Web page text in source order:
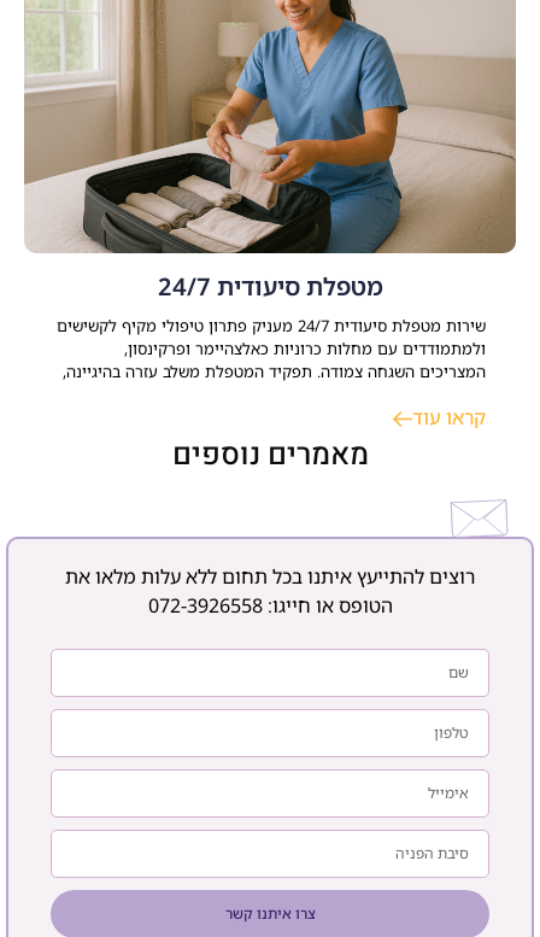
מאמרים נוספים
מטפלת סיעודית 24/7
שירות מטפלת סיעודית 24/7 מעניק פתרון טיפולי מקיף לקשישים
ולמתמודדים עם מחלות כרוניות כאלצהיימר ופרקינסון,
המצריכים השגחה צמודה. תפקיד המטפלת משלב עזרה בהיגיינה,
או ישראלית דורשת אבחון רפואי ממוקד ותקופת ניסיון, במטרה
קראו עוד
רוצים להתייעץ איתנו בכל תחום ללא עלות מלאו את
הטופס או חייגו:072-3926558
צרו איתנו קשר